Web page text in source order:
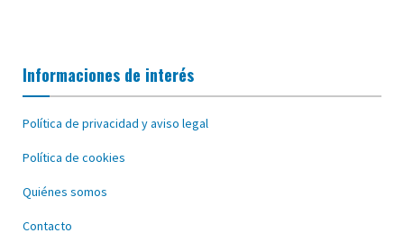
Informaciones de interés
Política de privacidad y aviso legal
Política de cookies
Quiénes somos
Contacto